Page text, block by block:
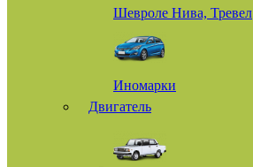
Шевроле Нива, Тревел
Иномарки
Двигатель